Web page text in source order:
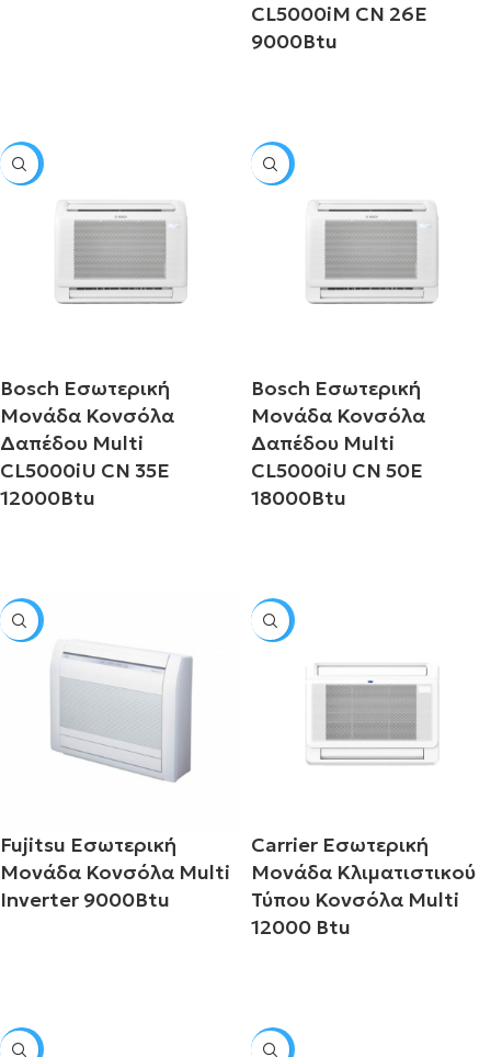
CL5000iM CN 26E
9000Btu
SALE
Bosch Εσωτερική
Μονάδα Κονσόλα
Δαπέδου Multi
CL5000iU CN 35E
12000Btu
SALE
Bosch Εσωτερική
Μονάδα Κονσόλα
Δαπέδου Multi
CL5000iU CN 50E
18000Btu
SALE
Fujitsu Εσωτερική
Μονάδα Κονσόλα Multi
Inverter 9000Btu
SALE
Carrier Εσωτερική
Μονάδα Κλιματιστικού
Τύπου Κονσόλα Multi
12000 Btu
SALE SALE